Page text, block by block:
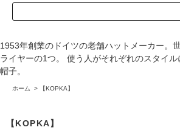
1953年創業のドイツの老舗ハットメーカー。
ライヤーの1つ。 使う人がそれぞれのスタイ
帽子。
ホーム > 【KOPKA】
【KOPKA】